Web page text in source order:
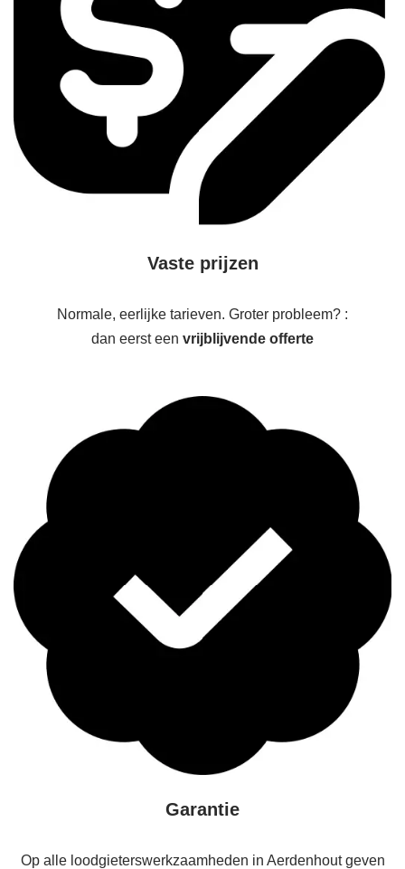
Vaste prijzen
Normale, eerlijke tarieven. Groter probleem? :
dan eerst een vrijblijvende offerte
Garantie
Op alle loodgieterswerkzaamheden in Aerdenhout geven